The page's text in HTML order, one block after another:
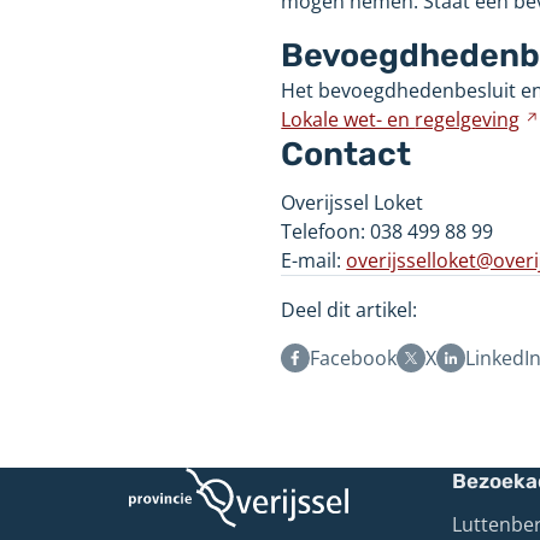
Het bevoegdhedenbesluit
Lokale wet- en regelgeving
Contact
Overijssel Loket
Telefoon: 038 499 88 99
E-mail:
Deel dit artikel:
Facebook
X